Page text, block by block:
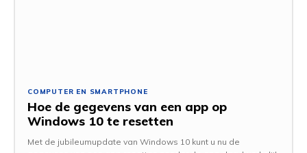
COMPUTER EN SMARTPHONE
Hoe de gegevens van een app op
Windows 10 te resetten
Met de jubileumupdate van Windows 10 kunt u nu de